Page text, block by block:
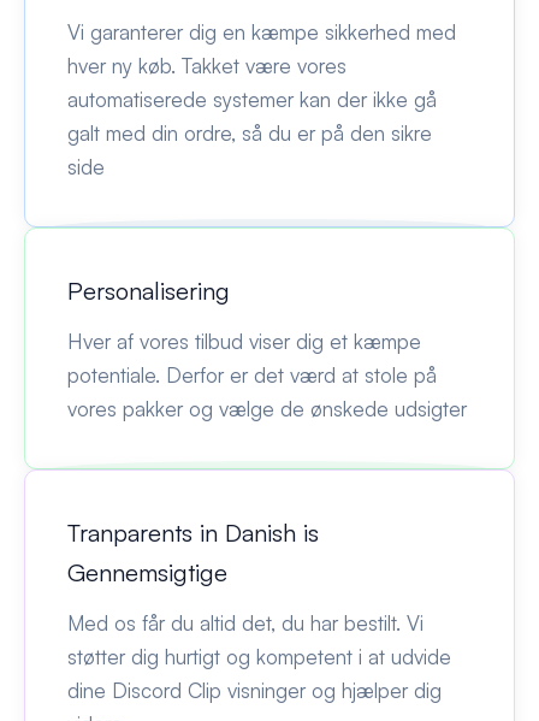
Vi garanterer dig en kæmpe sikkerhed med
hver ny køb. Takket være vores
automatiserede systemer kan der ikke gå
galt med din ordre, så du er på den sikre
side
Personalisering
Hver af vores tilbud viser dig et kæmpe
potentiale. Derfor er det værd at stole på
vores pakker og vælge de ønskede udsigter
Tranparents in Danish is
Gennemsigtige
Med os får du altid det, du har bestilt. Vi
støtter dig hurtigt og kompetent i at udvide
dine Discord Clip visninger og hjælper dig